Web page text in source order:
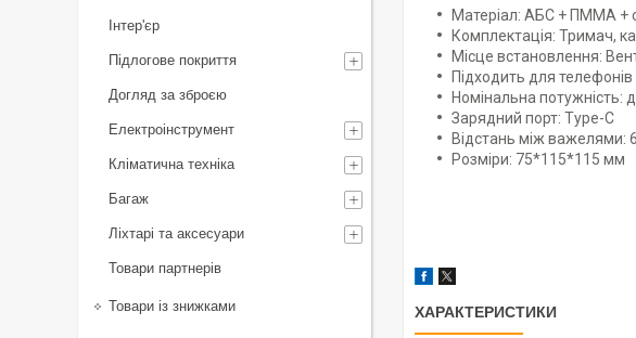
Матеріал: АБС + ПММА +
Комплектація: Тримач,
Місце встановлення:
Підходить для
Номінальна потужність:
Зарядний порт: Type-C
Відстань між важелями:
Розміри: 75*115*115 мм
ХАРАКТЕРИСТИКИ
Інтер'єр
Підлогове покриття
Догляд за зброєю
Електроінструмент
Кліматична техніка
Багаж
Ліхтарі та аксесуари
Товари партнерів
Товари із знижками